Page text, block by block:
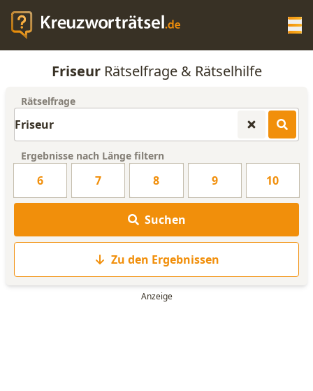
KREUZWORTRÄTSEL-HILFE
WORTLISTE
FriseurRätselfrage & Rätselhilfe
Rätselfrage
Ergebnisse nach Länge filtern
6 7 8 9 10
Suchen
Zu den Ergebnissen